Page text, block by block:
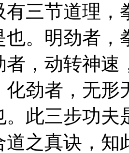
有三节道理，
也。明劲者，
者，动转神速
化劲者，无形
。此三步功夫
道之真诀，知